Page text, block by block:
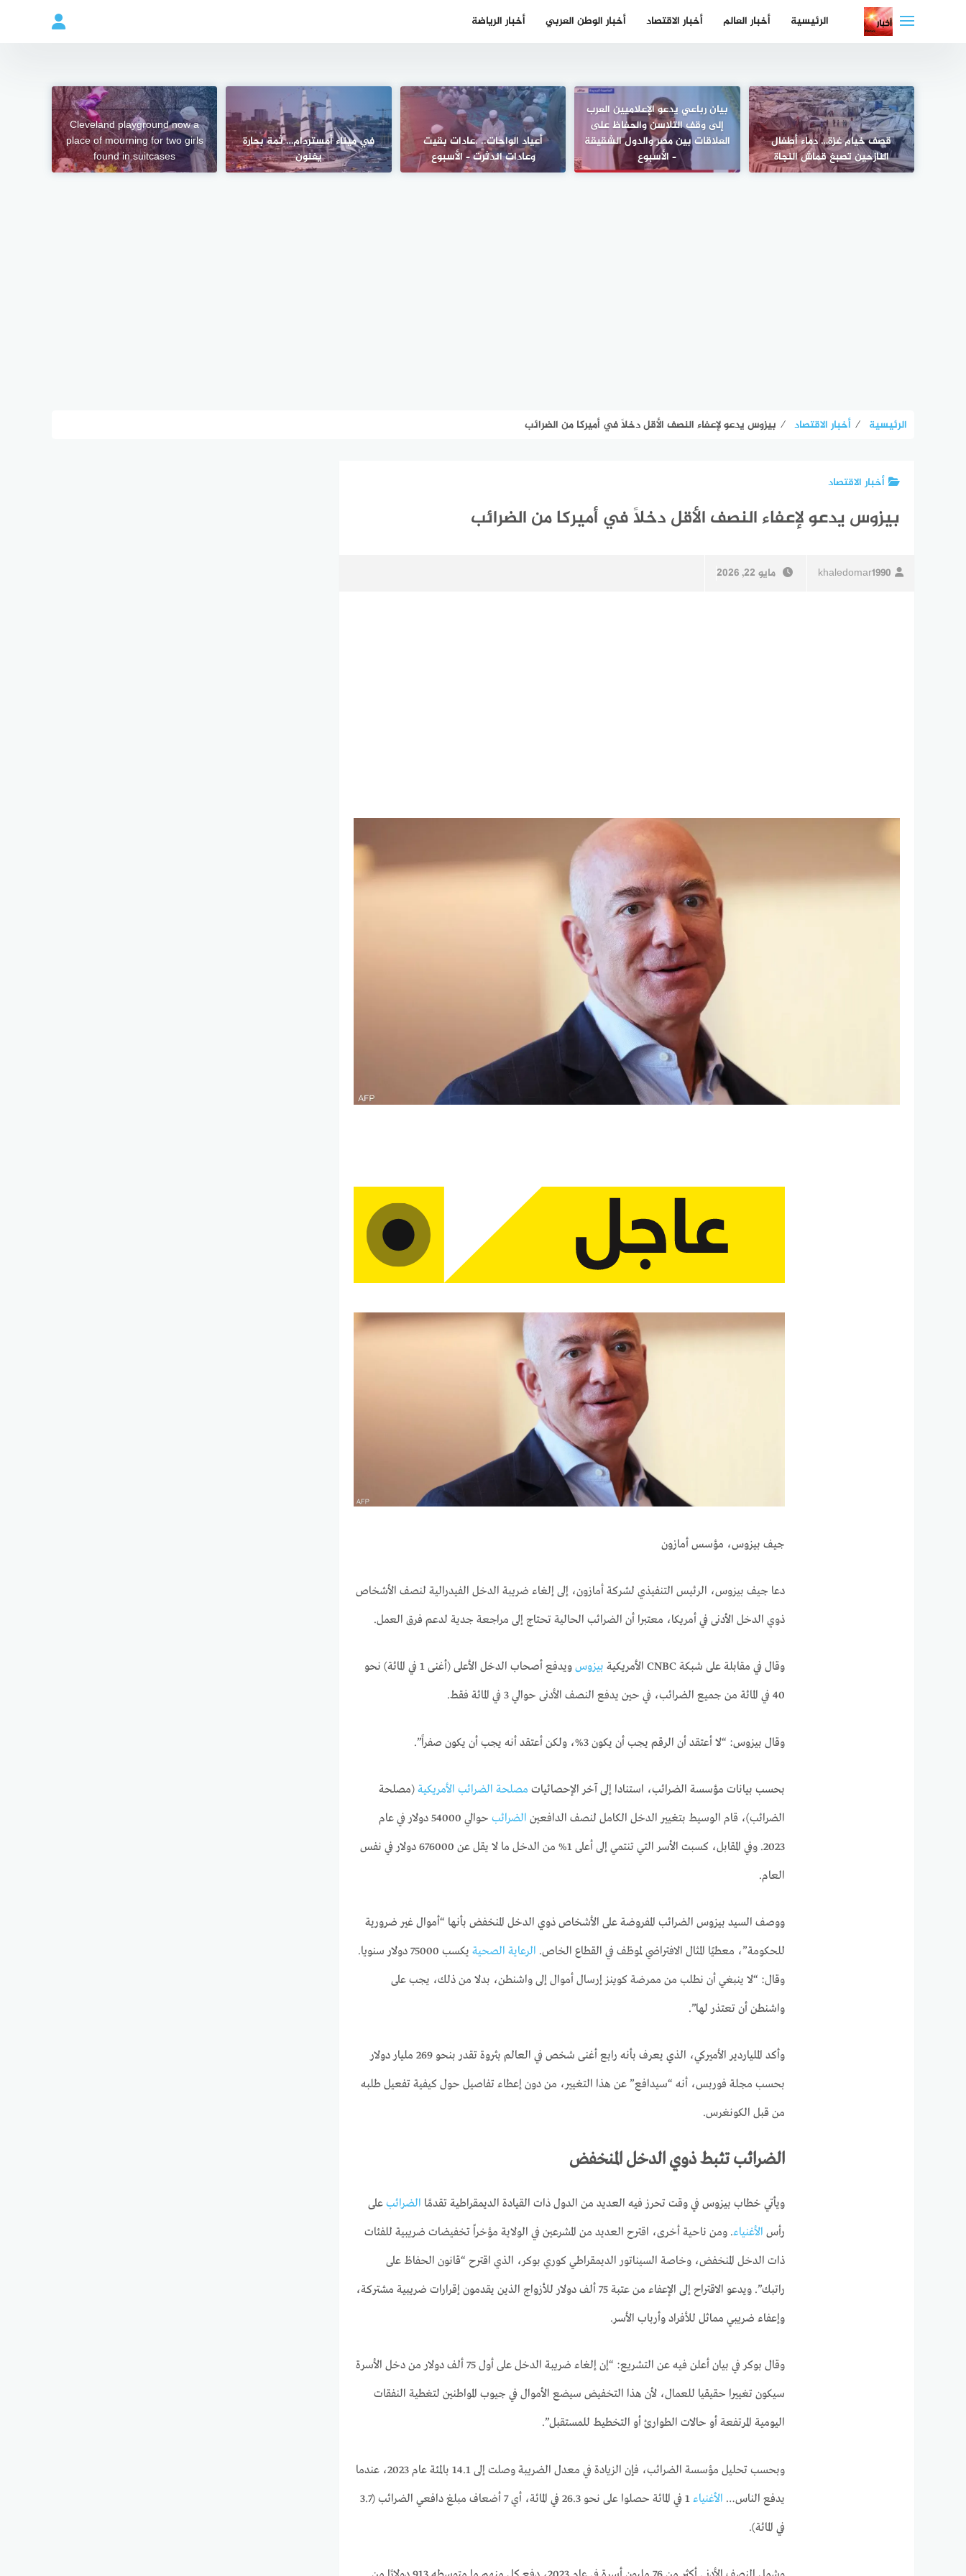
الرئيسية أخبار العالم أخبار الاقتصاد أخبار الوطن العربي أخبار الرياضة
قصف خيام غزة… دماء أطفال
النازحين تصبغ قماش النجاة
بيان رباعي يدعو الإعلاميين العرب
إلى وقف التلاسن والحفاظ على
العلاقات بين مصر والدول الشقيقة
– الأسبوع
أعياد الواحات.. .عادات بقيت
وعادات اندثرت – الأسبوع
في ميناء أمستردام… ثمة بحارة
يغنون
Cleveland playground now a
place of mourning for two girls
found in suitcases
الرئيسية ⁄ أخبار الاقتصاد ⁄ بيزوس يدعو لإعفاء النصف الأقل دخلاً في أميركا من الضرائب
أخبار الاقتصاد
بيزوس يدعو لإعفاء النصف الأقل دخلاً في أميركا من الضرائب
khaledomar1990 مايو 22, 2026
جيف بيزوس، مؤسس أمازون
دعا جيف بيزوس، الرئيس التنفيذي لشركة أمازون، إلى إلغاء ضريبة الدخل الفيدرالية لنصف الأشخاص
ذوي الدخل الأدنى في أمريكا، معتبرا أن الضرائب الحالية تحتاج إلى مراجعة جدية لدعم فرق العمل.
وقال في مقابلة على شبكة CNBC الأمريكية بيزوس
ويدفع أصحاب الدخل الأعلى (أغنى 1 في المائة) نحو
40 في المائة من جميع الضرائب، في حين يدفع النصف الأدنى حوالي 3 في المائة فقط.
وقال بيزوس: “لا أعتقد أن الرقم يجب أن يكون 3%، ولكن أعتقد أنه يجب أن يكون صفراً”.
بحسب بيانات مؤسسة الضرائب، استنادا إلى آخر الإحصائيات مصلحة الضرائب الأمريكية(مصلحة
الضرائب)، قام الوسيط بتغيير الدخل الكامل لنصف الدافعين الضرائب
حوالي 54000 دولار في عام
2023. وفي المقابل، كسبت الأسر التي تنتمي إلى أعلى 1% من الدخل ما لا يقل عن 676000 دولار في نفس
العام.
ووصف السيد بيزوس الضرائب المفروضة على الأشخاص ذوي الدخل المنخفض بأنها “أموال غير ضرورية
للحكومة”، معطيًا المثال الافتراضي لموظف في القطاع الخاص. الرعاية الصحية
يكسب 75000 دولار سنويا.
وقال: “لا ينبغي أن نطلب من ممرضة كوينز إرسال أموال إلى واشنطن، بدلا من ذلك، يجب على
واشنطن أن تعتذر لها”.
وأكد الملياردير الأميركي، الذي يعرف بأنه رابع أغنى شخص في العالم بثروة تقدر بنحو 269 مليار دولار
بحسب مجلة فوربس، أنه “سيدافع” عن هذا التغيير، من دون إعطاء تفاصيل حول كيفية تفعيل طلبه
من قبل الكونغرس.
الضرائب تثبط ذوي الدخل المنخفض
ويأتي خطاب بيزوس في وقت تحرز فيه العديد من الدول ذات القيادة الديمقراطية تقدمًا الضرائبعلى
رأس الأغنياء. ومن ناحية أخرى، اقترح العديد من المشرعين في الولاية مؤخراً تخفيضات ضريبية للفئات
ذات الدخل المنخفض، وخاصة السيناتور الديمقراطي كوري بوكر، الذي اقترح “قانون الحفاظ على
راتبك”. ويدعو الاقتراح إلى الإعفاء من عتبة 75 ألف دولار للأزواج الذين يقدمون إقرارات ضريبية مشتركة،
وإعفاء ضريبي مماثل للأفراد وأرباب الأسر.
وقال بوكر في بيان أعلن فيه عن التشريع: “إن إلغاء ضريبة الدخل على أول 75 ألف دولار من دخل الأسرة
سيكون تغييرا حقيقيا للعمال، لأن هذا التخفيض سيضع الأموال في جيوب المواطنين لتغطية النفقات
اليومية المرتفعة أو حالات الطوارئ أو التخطيط للمستقبل”.
وبحسب تحليل مؤسسة الضرائب، فإن الزيادة في معدل الضريبة وصلت إلى 14.1 بالمئة عام 2023، عندما
يدفع الناس… الأغنياء
1 في المائة حصلوا على نحو 26.3 في المائة، أي 7 أضعاف مبلغ دافعي الضرائب (3.7
في المائة).